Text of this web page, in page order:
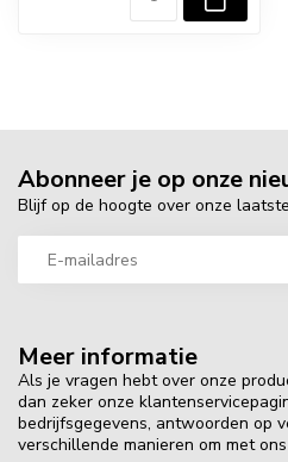
Meer informatie
Als je vragen hebt over onze
dan zeker onze
bedrijfsgegevens, antwoorden op
verschillende manieren om met
Abonneer je op onze
Blijf op de hoogte over onze